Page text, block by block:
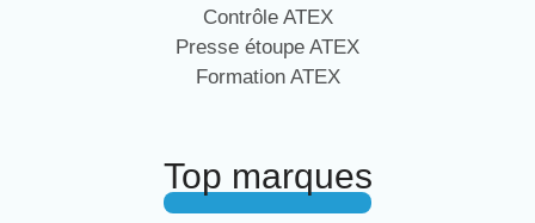
Contrôle ATEX
Presse étoupe ATEX
Formation ATEX
Top marques